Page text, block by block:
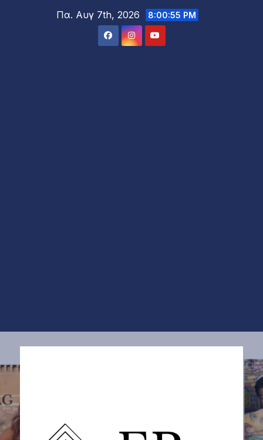
Πα. Αυγ 7th, 2026 8:00:57 PM